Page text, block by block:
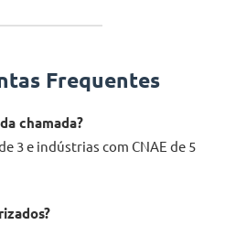
Frequentes
chamada?
3 e indústrias com CNAE de 5